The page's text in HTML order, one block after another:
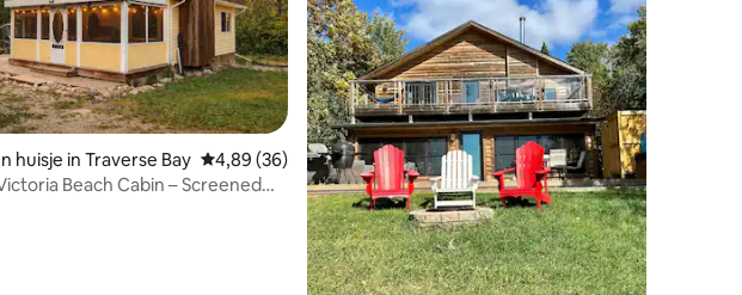
van 5 op 5, 6 recensies
huisje in Traverse Bay Gemiddelde beoordeling van 4,89 op 5, 36 recensies
4,89 (36)
Beach Cabin – Screened